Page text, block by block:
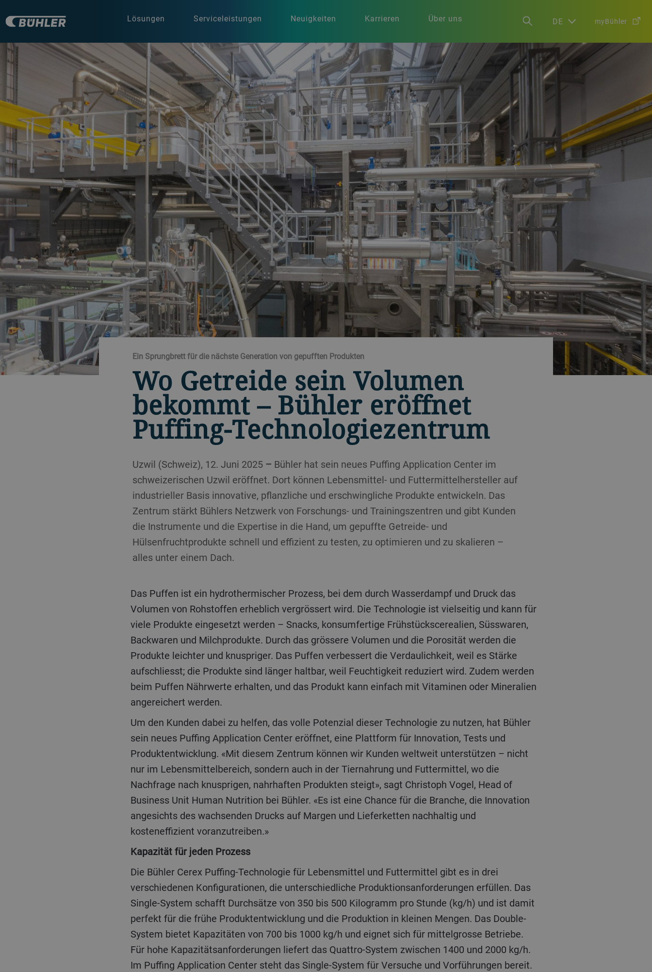
Lösungen Serviceleistungen Neuigkeiten Karrieren Über uns DE myBühler
Ein Sprungbrett für die nächste Generation von gepufften Produkten
Wo Getreide sein Volumen
bekommt – Bühler eröffnet
Puffing-Technologiezentrum
Uzwil (Schweiz), 12. Juni 2025 – Bühler hat sein neues Puffing Application Center im
schweizerischen Uzwil eröffnet. Dort können Lebensmittel- und Futtermittelhersteller auf
industrieller Basis innovative, pflanzliche und erschwingliche Produkte entwickeln. Das
Zentrum stärkt Bühlers Netzwerk von Forschungs- und Trainingszentren und gibt Kunden
die Instrumente und die Expertise in die Hand, um gepuffte Getreide- und
Hülsenfruchtprodukte schnell und effizient zu testen, zu optimieren und zu skalieren –
alles unter einem Dach.
Das Puffen ist ein hydrothermischer Prozess, bei dem durch Wasserdampf und Druck das
Volumen von Rohstoffen erheblich vergrössert wird. Die Technologie ist vielseitig und kann für
viele Produkte eingesetzt werden – Snacks, konsumfertige Frühstückscerealien, Süsswaren,
Backwaren und Milchprodukte. Durch das grössere Volumen und die Porosität werden die
Produkte leichter und knuspriger. Das Puffen verbessert die Verdaulichkeit, weil es Stärke
aufschliesst; die Produkte sind länger haltbar, weil Feuchtigkeit reduziert wird. Zudem werden
beim Puffen Nährwerte erhalten, und das Produkt kann einfach mit Vitaminen oder Mineralien
angereichert werden.
Um den Kunden dabei zu helfen, das volle Potenzial dieser Technologie zu nutzen, hat Bühler
sein neues Puffing Application Center eröffnet, eine Plattform für Innovation, Tests und
Produktentwicklung. «Mit diesem Zentrum können wir Kunden weltweit unterstützen – nicht
nur im Lebensmittelbereich, sondern auch in der Tiernahrung und Futtermittel, wo die
Nachfrage nach knusprigen, nahrhaften Produkten steigt», sagt Christoph Vogel, Head of
Business Unit Human Nutrition bei Bühler. «Es ist eine Chance für die Branche, die Innovation
angesichts des wachsenden Drucks auf Margen und Lieferketten nachhaltig und
kosteneffizient voranzutreiben.»
Kapazität für jeden Prozess
Die Bühler Cerex Puffing-Technologie für Lebensmittel und Futtermittel gibt es in drei
verschiedenen Konfigurationen, die unterschiedliche Produktionsanforderungen erfüllen. Das
Single-System schafft Durchsätze von 350 bis 500 Kilogramm pro Stunde (kg/h) und ist damit
perfekt für die frühe Produktentwicklung und die Produktion in kleinen Mengen. Das Double-
System bietet Kapazitäten von 700 bis 1000 kg/h und eignet sich für mittelgrosse Betriebe.
Für hohe Kapazitätsanforderungen liefert das Quattro-System zwischen 1400 und 2000 kg/h.
Im Puffing Application Center steht das Single-System für Versuche und Vorführungen bereit.